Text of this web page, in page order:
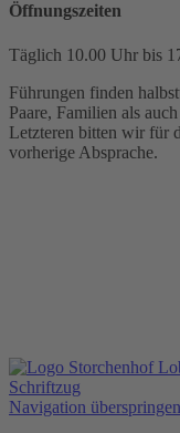
Öffnungszeiten
Täglich 10.00 Uhr bis
Führungen finden
Paare, Familien als
Letzteren bitten wir für
vorherige Absprache.
Navigation überspringen